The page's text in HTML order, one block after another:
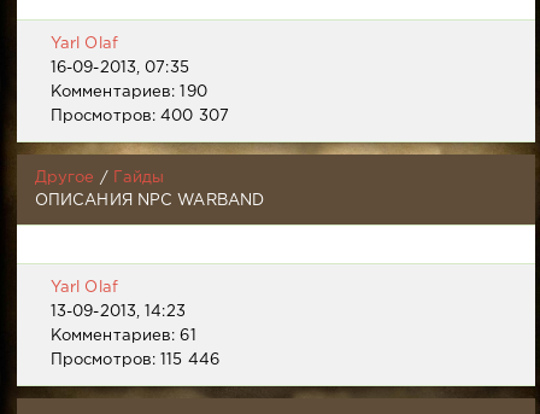
Yarl Olaf
16-09-2013, 07:35
Комментариев: 190
Просмотров: 400 307
Другое /
Гайды
ОПИСАНИЯ NPC WARBAND
Yarl Olaf
13-09-2013, 14:23
Комментариев: 61
Просмотров: 115 446